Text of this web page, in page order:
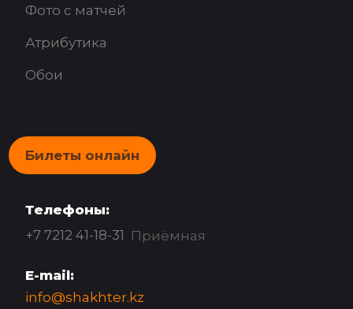
Фото с матчей
Атрибутика
Обои
Билеты онлайн
Телефоны:
+7 7212 41-18-31 Приёмная
E-mail:
info@shakhter.kz